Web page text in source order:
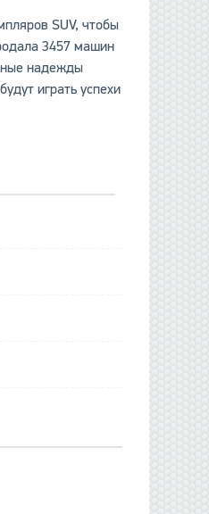
SUV, чтобы
3457 машин
надежды
играть успехи
данные